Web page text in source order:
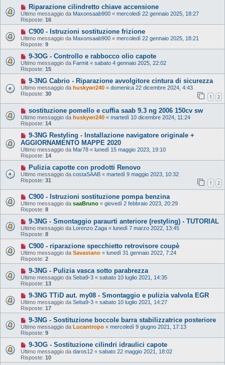
Riparazione cilindretto chiave accensione
Ultimo messaggio da Maxonsaab900 « mercoledì 22 gennaio 2025, 18:27
Risposte: 16
C900 - Istruzioni sostituzione frizione
Ultimo messaggio da Maxonsaab900 « mercoledì 22 gennaio 2025, 18:21
Risposte: 9
9-3OG - Controllo e rabbocco olio capote
Ultimo messaggio da Farmit « sabato 4 gennaio 2025, 22:02
Risposte: 15
9-3NG Cabrio - Riparazione avvolgitore cintura di sicurezza
Ultimo messaggio da huskywr240 « domenica 22 dicembre 2024, 4:43
Risposte: 30 1 2
sostituzione pomello e cuffia saab 9.3 ng 2006 150cv sw
Ultimo messaggio da huskywr240 « martedì 10 dicembre 2024, 11:24
Risposte: 14
9-3NG Restyling - Installazione navigatore originale +
AGGIORNAMENTO MAPPE 2020
Ultimo messaggio da Mar78 « lunedì 15 maggio 2023, 19:10
Risposte: 14
Pulizia capotte con prodotti Renovo
Ultimo messaggio da costaSAAB « martedì 9 maggio 2023, 10:32
Risposte: 31 1 2
C900 - Istruzioni sostituzione pompa benzina
Ultimo messaggio da saaBruno « giovedì 2 febbraio 2023, 20:29
Risposte: 8
9-3NG - Smontaggio paraurti anteriore (restyling) - TUTORIAL
Ultimo messaggio da Lorenzo Zaga « lunedì 7 marzo 2022, 13:45
Risposte: 8
C900 - riparazione specchietto retrovisore coupè
Ultimo messaggio da Savastano « lunedì 31 gennaio 2022, 7:24
Risposte: 2
9-3NG - Pulizia vasca sotto parabrezza
Ultimo messaggio da Seba9-3 « sabato 10 luglio 2021, 14:35
Risposte: 13
9-3NG TTiD aut. my08 - Smontaggio e pulizia valvola EGR
Ultimo messaggio da Seba9-3 « sabato 10 luglio 2021, 14:27
Risposte: 17
9-3NG - Sostituzione boccole barra stabilizzatrice posteriore
Ultimo messaggio da Lucantropo « mercoledì 9 giugno 2021, 17:13
Risposte: 9
9-3OG - Sostituzione cilindri idraulici capote
Ultimo messaggio da daros12 « sabato 22 maggio 2021, 18:02
Risposte: 10